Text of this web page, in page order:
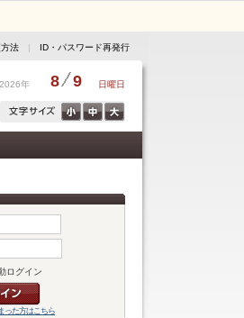
法 | ID・パスワード再発行
2026年 8 9 日曜日
ログイン
った方はこちら